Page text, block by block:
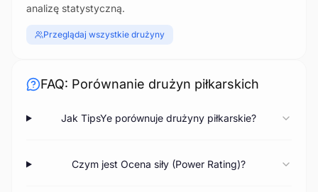
analizę statystyczną.
Przeglądaj wszystkie drużyny
FAQ: Porównanie drużyn piłkarskich
Jak TipsYe porównuje drużyny piłkarskie?
Czym jest Ocena siły (Power Rating)?